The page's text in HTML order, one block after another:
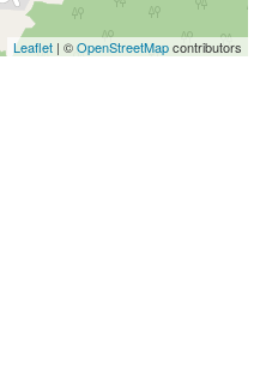
Leaflet | ©OpenStreetMapcontributors